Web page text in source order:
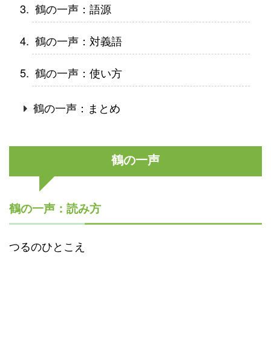
鶴の一声：語源
鶴の一声：対義語
鶴の一声：使い方
鶴の一声：まとめ
鶴の一声
鶴の一声：読み方
つるのひとこえ